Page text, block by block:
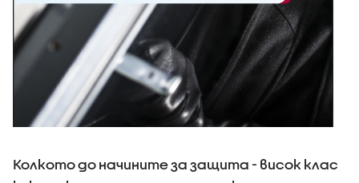
Колкото до начините за защита - висок клас